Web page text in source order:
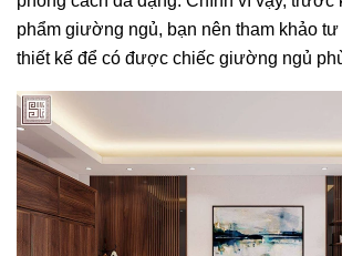
phẩm giường ngủ, bạn nên tham khảo
thiết kế để có được chiếc giường ngủ